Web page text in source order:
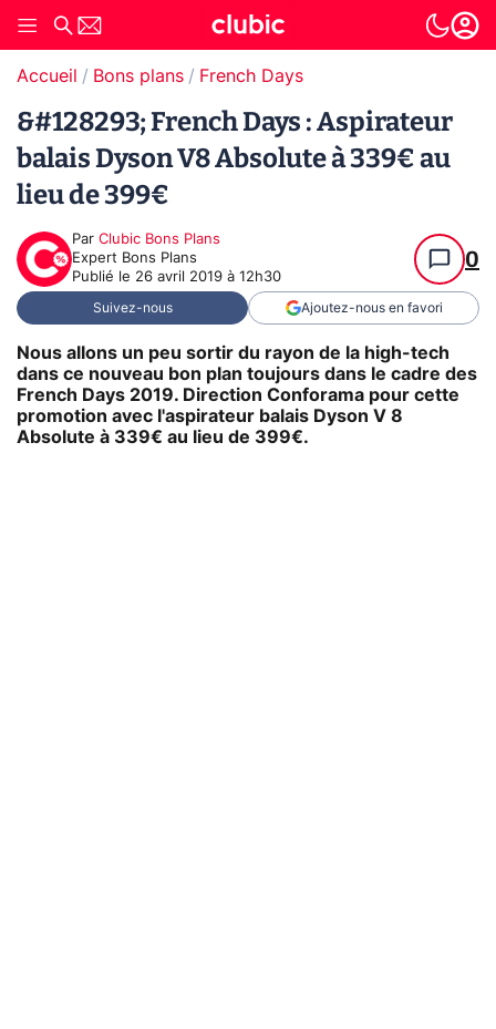
Accueil Bons plans French Days
&#128293; French Days : Aspirateur
balais Dyson V8 Absolute à 339€ au
lieu de 399€
Par Clubic Bons Plans
Expert Bons Plans
Publié le 26 avril 2019 à 12h30
0
Suivez-nous Ajoutez-nous en favori
Nous allons un peu sortir du rayon de la high-tech
dans ce nouveau bon plan toujours dans le cadre des
French Days 2019. Direction Conforama pour cette
promotion avec l'aspirateur balais Dyson V 8
Absolute à 339€ au lieu de 399€.